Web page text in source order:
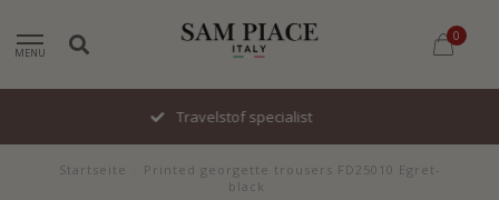
MENU
0
Snel geleverd
Startseite
Printed georgette trousers FD25010 Egret-
black